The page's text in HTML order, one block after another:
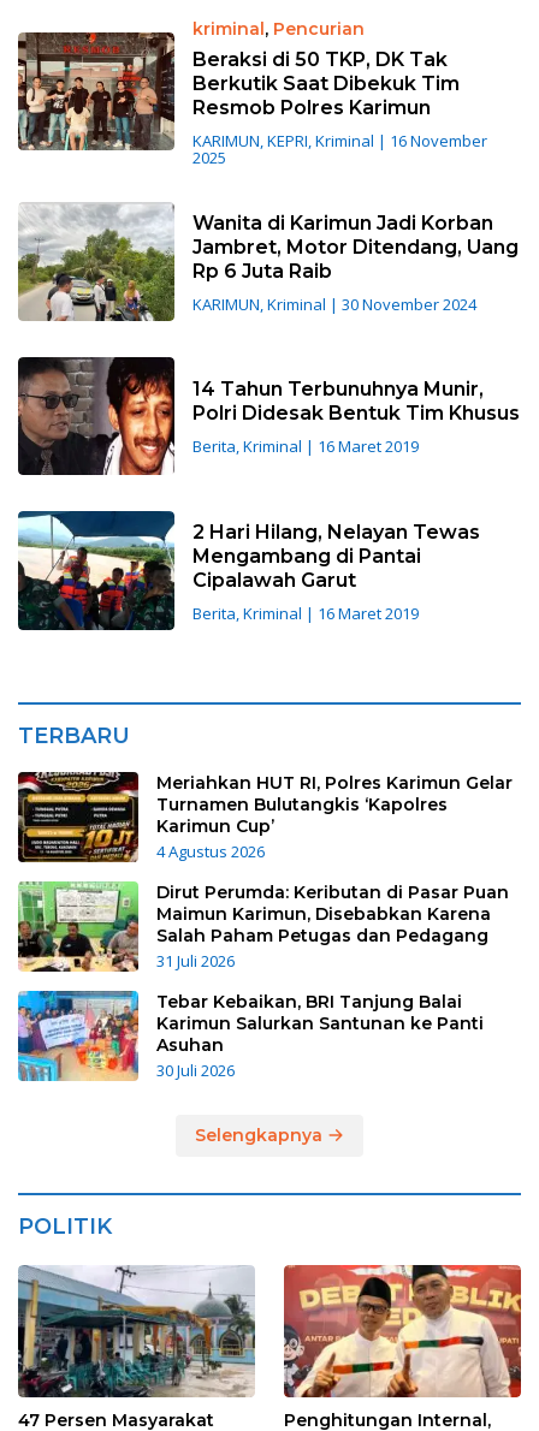
kriminal , Pencurian
Beraksi di 50 TKP, DK Tak
Berkutik Saat Dibekuk Tim
Resmob Polres Karimun
KARIMUN,KEPRI,Kriminal | 16 November
2025
Wanita di Karimun Jadi Korban
Jambret, Motor Ditendang, Uang
Rp 6 Juta Raib
KARIMUN,Kriminal | 30 November 2024
14 Tahun Terbunuhnya Munir,
Polri Didesak Bentuk Tim Khusus
Berita,Kriminal | 16 Maret 2019
2 Hari Hilang, Nelayan Tewas
Mengambang di Pantai
Cipalawah Garut
Berita Kriminal | 16 Maret 2019
TERBARU
Meriahkan HUT RI, Polres Karimun Gelar
Turnamen Bulutangkis ‘Kapolres
Karimun Cup’
4 Agustus 2026
Dirut Perumda: Keributan di Pasar Puan
Maimun Karimun, Disebabkan Karena
Salah Paham Petugas dan Pedagang
31 Juli 2026
Tebar Kebaikan, BRI Tanjung Balai
Karimun Salurkan Santunan ke Panti
Asuhan
30 Juli 2026
Selengkapnya
POLITIK
47 Persen Masyarakat Penghitungan Internal,